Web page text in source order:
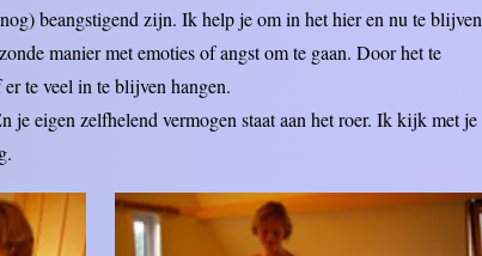
beangstigend zijn. Ik help je om in het hier en nu te blijven
manier met emoties of angst om te gaan. Door het te
te veel in te blijven hangen.
je eigen zelfhelend vermogen staat aan het roer. Ik kijk met je